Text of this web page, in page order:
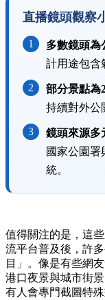
直播鏡頭觀察
1 多數鏡頭為
計用途包含
2 部分景點為
持續對外公
3 鏡頭來源多
國家公園署
統。
值得關注的是，這
流平台普及後，許
目」。像是有些網
港口夜景與城市街
有人會專門截圖特